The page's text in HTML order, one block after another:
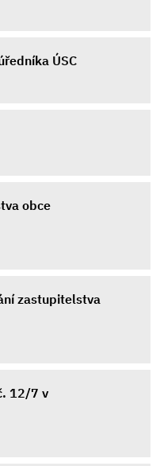
ÚSC
obce
zastupitelstva
12/7 v